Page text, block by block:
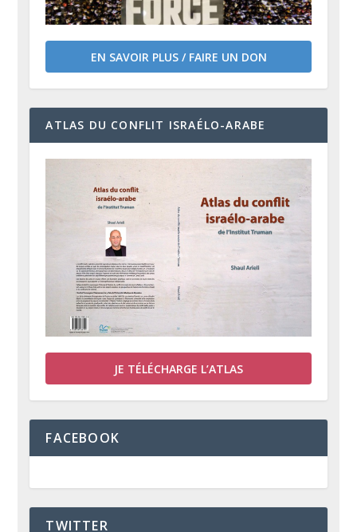
EN SAVOIR PLUS / FAIRE UN DON
ATLAS DU CONFLIT ISRAÉLO-ARABE
JE TÉLÉCHARGE L’ATLAS
FACEBOOK
TWITTER